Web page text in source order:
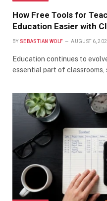
How Free Tools for
Education Easier with
BY SEBASTIAN WOLF AUGUST 6,
Education continues to
essential part of